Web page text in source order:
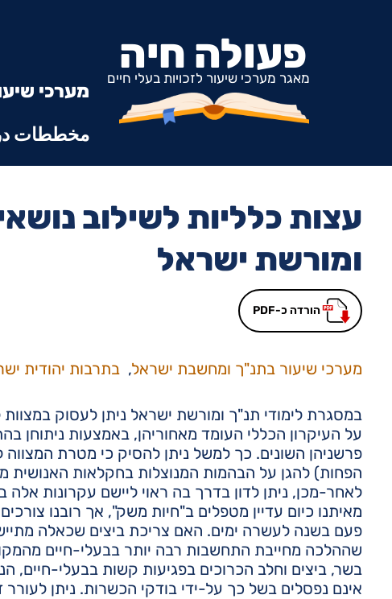
פעולה חיה
מאגר מערכי שיעור לזכויות בעלי חיים
מערכי
مخططات
עצות כלליות לשילוב
ומורשת ישראל
הורדה כ-PDF
מערכי שיעור בתנ"ך ומחשבת ישראל, בתרבות יהודית
במסגרת לימודי תנ"ך ומורשת ישראל ניתן לעסוק
על העיקרון הכללי העומד מאחוריהן, באמצעות ניתוחן
פרשניהן השונים. כך למשל ניתן להסיק כי מטרת
הפחות) להגן על הבהמות המנוצלות בחקלאות האנושית
לאחר-מכן, ניתן לדון בדרך בה ראוי ליישם עקרונות
מאיתנו כיום עדיין מטפלים ב"חיות משק", אך רובנו
פעם בשנה לעשרה ימים. האם צריכת ביצים שכאלה
שההלכה מחייבת התחשבות רבה יותר בבעלי-חיים
בשר, ביצים וחלב הכרוכים בפגיעות קשות בבעלי-חיים,
אינם נפסלים בשל כך על-ידי בודקי הכשרות. ניתן